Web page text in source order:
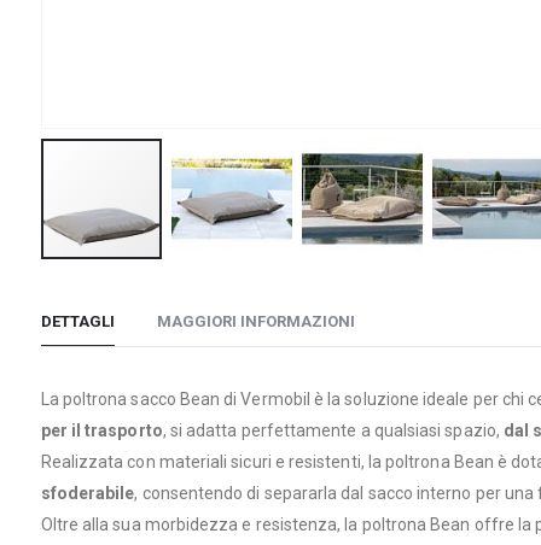
della
di
immagini
DETTAGLI
La poltrona sacco Bean di Vermobil è la soluzione ideale per
per il trasporto, si adatta perfettamente a qualsiasi spazio, dal
Realizzata con materiali sicuri e resistenti, la poltrona Bean è
sfoderabile, consentendo di separarla dal sacco interno per
Oltre alla sua morbidezza e resistenza, la poltrona Bean offre
MAGGIORI INFORMAZIONI